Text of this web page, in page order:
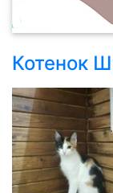
Котенок